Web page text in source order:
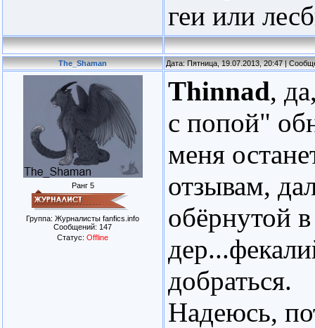
геи или
The_Shaman Дата: Пятница, 19.07.2013, 20:47 |
Ранг 5
Группа: Журналисты fanfics.info
Сообщений: 147
Статус: Offline
Thinnad,
с попой"
меня
отзывам,
обёрнутой
добраться.
Надеюсь,